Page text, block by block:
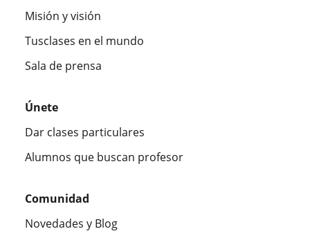
Misión y visión
Tusclases en el mundo
Sala de prensa
Únete
Dar clases particulares
Alumnos que buscan profesor
Comunidad
Novedades y Blog